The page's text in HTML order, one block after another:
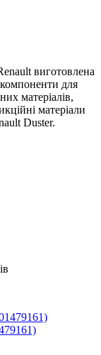
виготовлена
для
матеріалів,
матеріали
Duster.